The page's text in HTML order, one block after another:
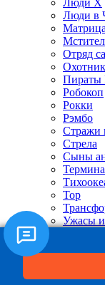
Люди X
Люди в
Матрица
Отряд
Пираты
Робокоп
Рокки
Рэмбо
Стражи
Стрела
Сыны
Тор
Ужасы